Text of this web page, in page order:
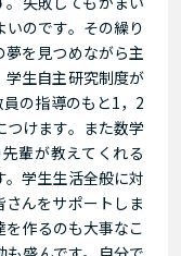
のです。その繰り
を見つめながら主
学生自主研究制度が
の指導のもと1，2
けます。また数学
輩が教えてくれる
。学生生活全般に対
んをサポートしま
作るのも大事なこ